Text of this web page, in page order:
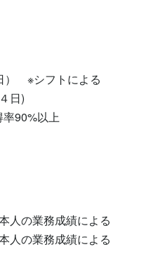
　※シフトによる
日)
90%以上
人の業務成績による
人の業務成績による